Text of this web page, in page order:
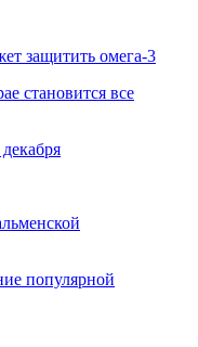
защитить омега-3
становится все
популярной